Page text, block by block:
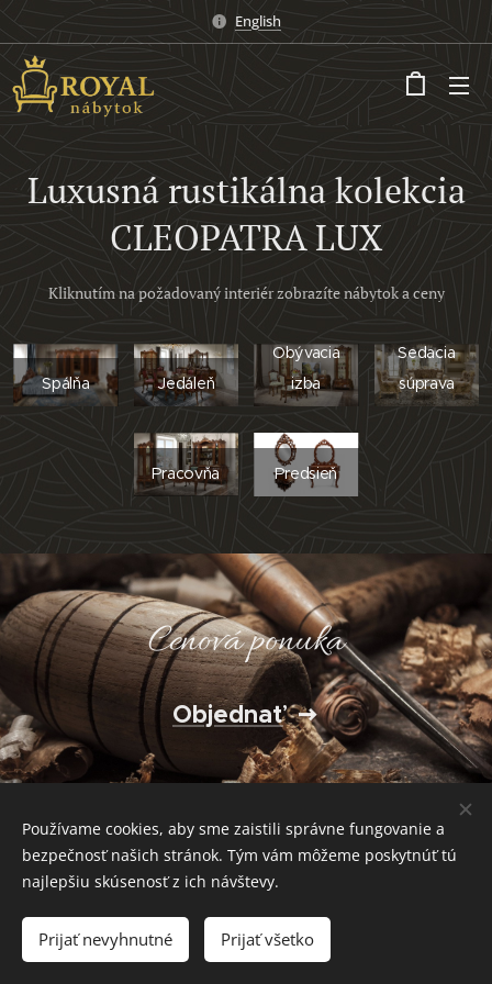
English
Luxusná rustikálna kolekcia
CLEOPATRA LUX
Kliknutím na požadovaný interiér zobrazíte nábytok a ceny
Spálňa Jedáleň
Obývacia
izba
Sedacia
súprava
Pracovňa Predsieň
Cenová ponuka
Objednať
Obchodné podmienky a reklamačný poriadok
Ochrana osobných údajov
Jazyky
Slovenčina
English
Používame cookies, aby sme zaistili správne fungovanie a
bezpečnosť našich stránok. Tým vám môžeme poskytnúť tú
najlepšiu skúsenosť z ich návštevy.
Prijať nevyhnutné Prijať všetko